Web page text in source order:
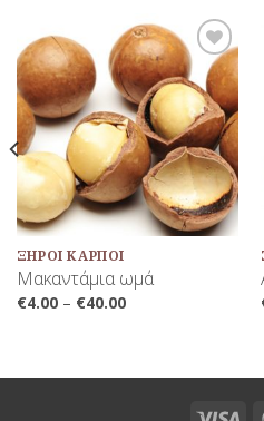
Προσθήκη
στη Λίστα
Αγαπημένων
ΞΗΡΟΊ ΚΑΡΠΟΊ
Μακαντάμια ωμά
€4.00– €40.00